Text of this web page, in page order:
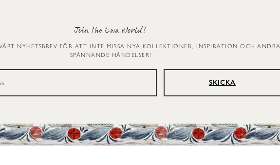
Join the Ewa World!
NYHETSBREV FÖR ATT INTE MISSA NYA KOLLEKTIONER, INSPIRATION OCH ANDRA
SPÄNNANDE HÄNDELSER!
SKICKA